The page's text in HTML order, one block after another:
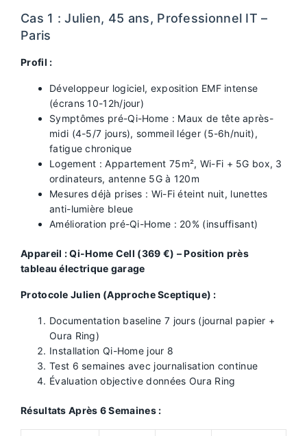
Cas 1 : Julien, 45 ans, Professionnel IT –
Paris
Profil :
Développeur logiciel, exposition EMF intense
(écrans 10-12h/jour)
Symptômes pré-Qi-Home : Maux de tête après-
midi (4-5/7 jours), sommeil léger (5-6h/nuit),
fatigue chronique
Logement : Appartement 75m², Wi-Fi + 5G box, 3
ordinateurs, antenne 5G à 120m
Mesures déjà prises : Wi-Fi éteint nuit, lunettes
anti-lumière bleue
Amélioration pré-Qi-Home : 20% (insuffisant)
Appareil : Qi-Home Cell (369 €) – Position près
tableau électrique garage
Protocole Julien (Approche Sceptique) :
Documentation baseline 7 jours (journal papier +
Oura Ring)
Installation Qi-Home jour 8
Test 6 semaines avec journalisation continue
Évaluation objective données Oura Ring
Résultats Après 6 Semaines :